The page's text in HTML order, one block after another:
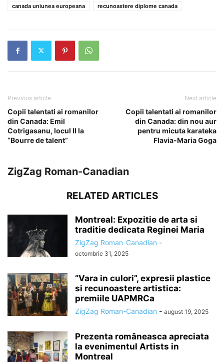
canada uniunea europeana
recunoastere diplome canada
Previous article
Copii talentati ai romanilor
din Canada: Emil
Cotrigasanu, locul II la
“Bourre de talent”
Next article
Copii talentati ai romanilor
din Canada: din nou aur
pentru micuta karateka
Flavia-Maria Goga
ZigZag Roman-Canadian
RELATED ARTICLES
Montreal: Expozitie de arta si
traditie dedicata Reginei Maria
ZigZag Roman-Canadian -
octombrie 31, 2025
“Vara in culori”, expresii plastice
si recunoastere artistica:
premiile UAPMRCa
ZigZag Roman-Canadian - august 19, 2025
Prezenta româneasca apreciata
la evenimentul Artists in
Montreal